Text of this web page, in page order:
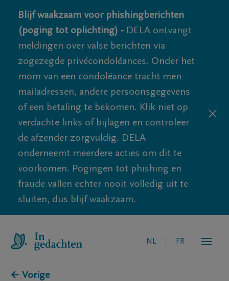
Blijf waakzaam voor phishingberichten
(poging tot oplichting) - DELA ontvangt
meldingen over valse berichten via
zogezegde privécondoléances. Onder het
mom van een condoléance tracht men
mailadressen, andere persoonsgegevens
of een betaling te bekomen. Klik niet op
verdachte links of bijlagen en controleer
de afzender zorgvuldig. DELA
onderneemt meerdere acties om dit te
voorkomen. Pogingen tot phishing en
fraude vallen echter nooit volledig uit te
sluiten, dus blijf waakzaam.
NL FR
← Vorige